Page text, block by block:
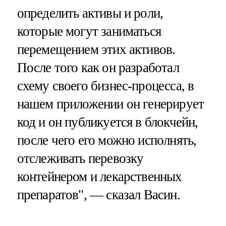
определить активы и роли,
которые могут заниматься
перемещением этих активов.
После того как он разработал
схему своего бизнес-процесса, в
нашем приложении он генерирует
код и он публикуется в блокчейн,
после чего его можно исполнять,
отслеживать перевозку
контейнером и лекарственных
препаратов", — сказал Васин.